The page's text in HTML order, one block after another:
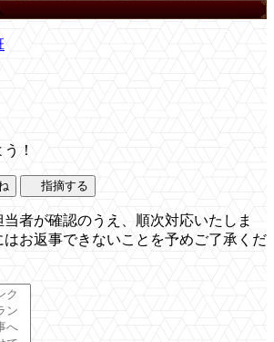
！
指摘する
者が確認のうえ、順次対応いたしま
お返事できないことを予めご了承くだ